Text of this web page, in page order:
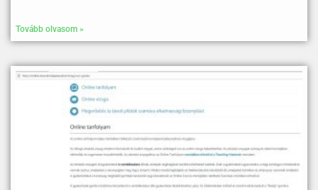
Tovább olvasom »